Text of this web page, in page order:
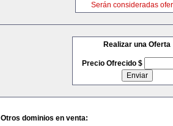
Serán consideradas
Realizar una Oferta
Precio Ofrecido $
Otros dominios en venta: